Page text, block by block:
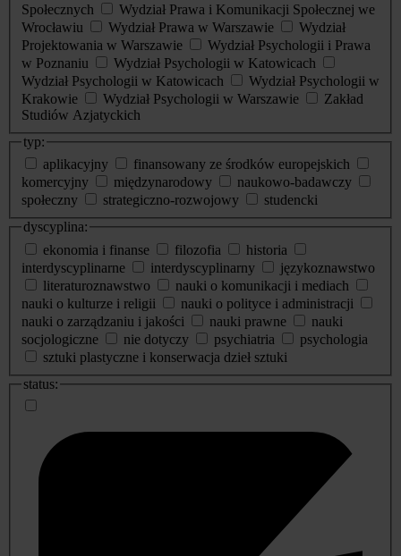
Społecznych
Wydział Prawa i Komunikacji Społecznej we
Wrocławiu
Wydział Prawa w Warszawie
Wydział
Projektowania w Warszawie
Wydział Psychologii i Prawa
w Poznaniu
Wydział Psychologii w Katowicach
Wydział Psychologii w Katowicach
Wydział Psychologii w
Krakowie
Wydział Psychologii w Warszawie
Zakład
Studiów Azjatyckich
typ:
aplikacyjny
finansowany ze środków europejskich
komercyjny
międzynarodowy
naukowo-badawczy
społeczny
strategiczno-rozwojowy
studencki
dyscyplina:
ekonomia i finanse
filozofia
historia
interdyscyplinarne
interdyscyplinarny
językoznawstwo
literaturoznawstwo
nauki o komunikacji i mediach
nauki o kulturze i religii
nauki o polityce i administracji
nauki o zarządzaniu i jakości
nauki prawne
nauki
socjologiczne
nie dotyczy psychiatria
psychologia
sztuki plastyczne i konserwacja dzieł sztuki
status: